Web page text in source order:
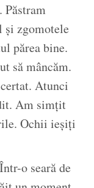
Păstram
și zgomotele
părea bine.
să mâncăm.
Atunci
Am simțit
Ochii ieșiți
o seară de